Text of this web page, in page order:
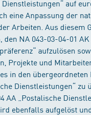
auf
eine Anpassung der
Arbeiten. Aus diesem
den NA 043-03-04-01 AK
aufzulösen
Projekte und
in den übergeordneten
Dienstleistungen“ zu
AA „Postalische
ebenfalls aufgelöst